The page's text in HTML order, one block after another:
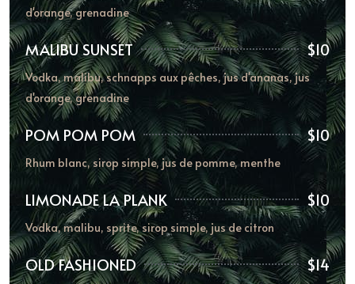
d'orange, grenadine
MALIBU SUNSET $10
Vodka, malibu, schnapps aux pêches, jus d'ananas, jus
d'orange, grenadine
POM POM POM $10
Rhum blanc, sirop simple, jus de pomme, menthe
LIMONADE LA PLANK $10
Vodka, malibu, sprite, sirop simple, jus de citron
OLD FASHIONED $14